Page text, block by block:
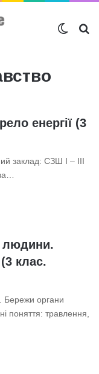
енергії (3
заклад: СЗШ I – III
людини.
клас.
Бережи органи
поняття: травлення,